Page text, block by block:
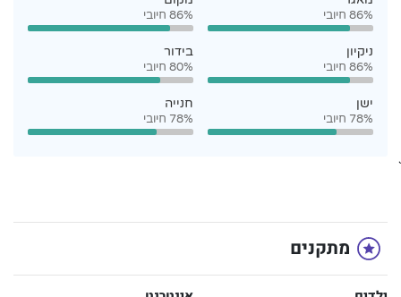
86% חיובי 86% חיובי
ניקיון
86% חיובי
בידור
80% חיובי
ישן
78% חיובי
חנייה
78% חיובי
`
מתקנים